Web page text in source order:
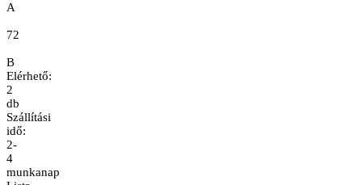
A
72
B
Elérhető:
2
db
Szállítási
idő:
2-
4
munkanap